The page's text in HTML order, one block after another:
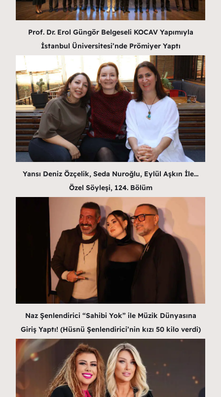
Prof. Dr. Erol Güngör Belgeseli KOCAV Yapımıyla
İstanbul Üniversitesi’nde Prömiyer Yaptı
Yansı Deniz Özçelik, Seda Nuroğlu, Eylül Aşkın İle…
Özel Söyleşi, 124. Bölüm
Naz Şenlendirici “Sahibi Yok” ile Müzik Dünyasına
Giriş Yaptı! (Hüsnü Şenlendirici’nin kızı 50 kilo verdi)